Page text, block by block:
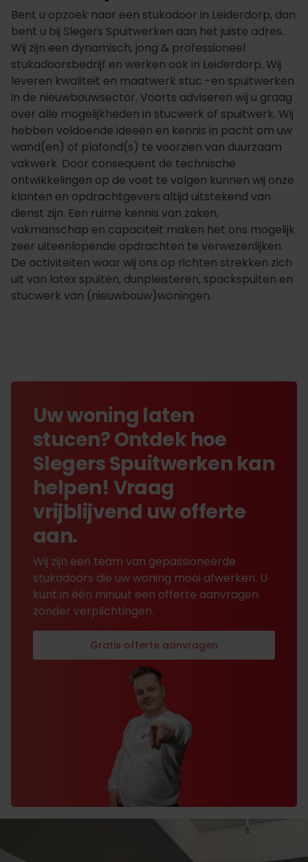
Bent u opzoek naar een stukadoor in Leiderdorp, dan
bent u bij Slegers Spuitwerken aan het juiste adres.
Wij zijn een dynamisch, jong & professioneel
stukadoorsbedrijf en werken ook in Leiderdorp. Wij
leveren kwaliteit en maatwerk stuc -en spuitwerken
in de nieuwbouwsector. Voorts adviseren wij u graag
over alle mogelijkheden in stucwerk of spuitwerk. Wij
hebben voldoende ideeën en kennis in pacht om uw
wand(en) of plafond(s) te voorzien van duurzaam
vakwerk. Door consequent de technische
ontwikkelingen op de voet te volgen kunnen wij onze
klanten en opdrachtgevers altijd uitstekend van
dienst zijn. Een ruime kennis van zaken,
vakmanschap en capaciteit maken het ons mogelijk
zeer uiteenlopende opdrachten te verwezenlijken.
De activiteiten waar wij ons op richten strekken zich
uit van latex spuiten, dunpleisteren, spackspuiten en
stucwerk van (nieuwbouw)woningen.
Uw woning laten
stucen? Ontdek hoe
Slegers Spuitwerken kan
helpen! Vraag
vrijblijvend uw offerte
aan.
Wij zijn een team van gepassioneerde
stukadoors die uw woning mooi afwerken. U
kunt in één minuut een offerte aanvragen
zonder verplichtingen.
Gratis offerte aanvragen